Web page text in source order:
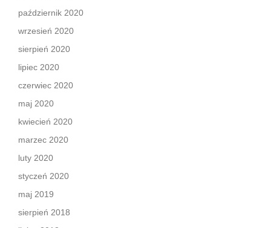
październik 2020
wrzesień 2020
sierpień 2020
lipiec 2020
czerwiec 2020
maj 2020
kwiecień 2020
marzec 2020
luty 2020
styczeń 2020
maj 2019
sierpień 2018